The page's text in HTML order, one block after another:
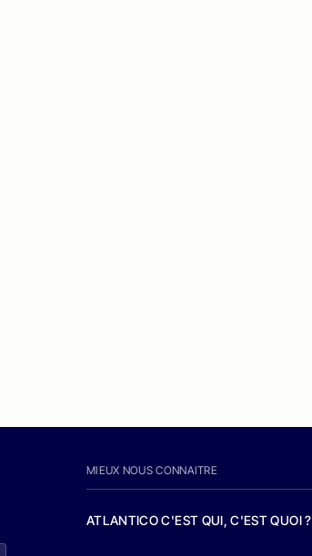
MIEUX NOUS CONNAITRE
ATLANTICO C'EST QUI, C'EST QUOI ?